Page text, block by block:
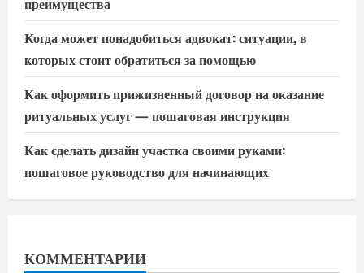
Когда может понадобиться адвокат: ситуации, в
которых стоит обратиться за помощью
Как оформить прижизненный договор на оказание
ритуальных услуг — пошаговая инструкция
Как сделать дизайн участка своими руками:
пошаговое руководство для начинающих
КОММЕНТАРИИ